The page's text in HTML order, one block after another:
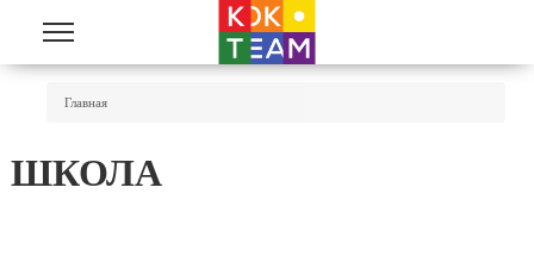
Перейти к основному содержанию
Главная
ШКОЛА